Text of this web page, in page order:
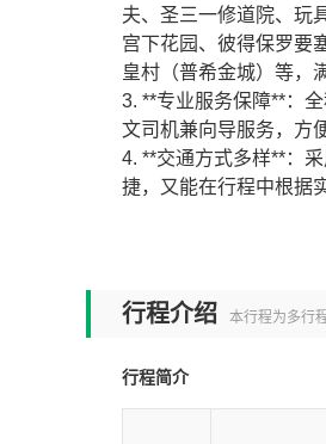
夫、圣三一修道院、玩
宫下花园、彼得保罗要
皇村（普希金城）等，
3. **专业服务保障**：
文司机兼向导服务，方
4. **交通方式多样**：
捷，又能在行程中根据
行程介绍 本行程为多行
行程简介